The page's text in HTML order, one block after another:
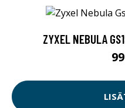
ZYXEL NEBULA